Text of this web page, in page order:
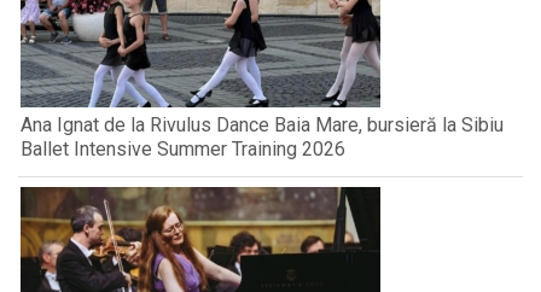
Ana Ignat de la Rivulus Dance Baia Mare, bursieră la Sibiu
Ballet Intensive Summer Training 2026